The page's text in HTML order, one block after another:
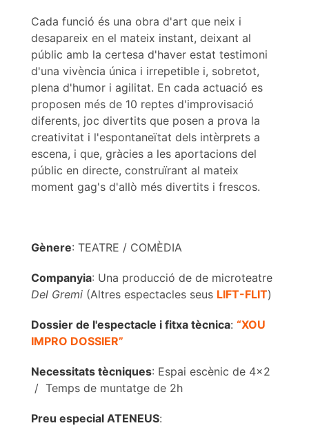
Cada funció és una obra d'art que neix i
desapareix en el mateix instant, deixant al
públic amb la certesa d'haver estat testimoni
d'una vivència única i irrepetible i, sobretot,
plena d'humor i agilitat. En cada actuació es
proposen més de 10 reptes d'improvisació
diferents, joc divertits que posen a prova la
creativitat i l'espontaneïtat dels intèrprets a
escena, i que, gràcies a les aportacions del
públic en directe, construïrant al mateix
moment gag's d'allò més divertits i frescos.
Gènere: TEATRE / COMÈDIA
Companyia: Una producció de de microteatre
Del Gremi (Altres espectacles seus LIFT-FLIT)
Dossier de l'espectacle i fitxa tècnica: “XOU
IMPRO DOSSIER”
Necessitats tècniques: Espai escènic de 4x2
/ Temps de muntatge de 2h
Preu especial ATENEUS: